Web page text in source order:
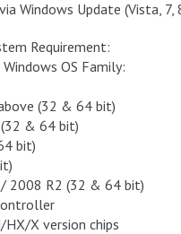
Windows Update (Vista, 7,
Requirement:
OS Family:
(32 & 64 bit)
& 64 bit)
bit)
2008 R2 (32 & 64 bit)
X version chips